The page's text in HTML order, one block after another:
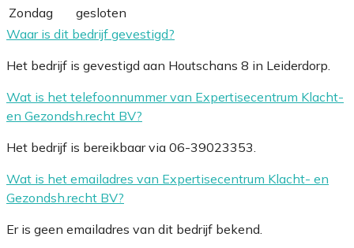
Zondag
gesloten
Waar is dit bedrijf gevestigd?
Het bedrijf is gevestigd aan Houtschans 8 in Leiderdorp.
Wat is het telefoonnummer van Expertisecentrum Klacht-
en Gezondsh.recht BV?
Het bedrijf is bereikbaar via 06-39023353.
Wat is het emailadres van Expertisecentrum Klacht- en
Gezondsh.recht BV?
Er is geen emailadres van dit bedrijf bekend.